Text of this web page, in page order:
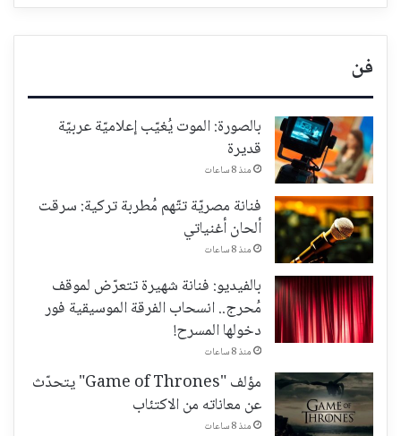
فن
بالصورة: الموت يُغيّب إعلاميّة عربيّة
قديرة
منذ 8 ساعات
فنانة مصريّة تتّهم مُطربة تركية: سرقت
ألحان أغنياتي
منذ 8 ساعات
بالفيديو: فنانة شهيرة تتعرّض لموقف
مُحرج.. انسحاب الفرقة الموسيقية فور
دخولها المسرح!
منذ 8 ساعات
مؤلف "Game of Thrones" يتحدّث
عن معاناته من الاكتئاب
منذ 8 ساعات